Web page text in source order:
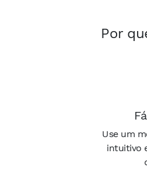
Por
Use um
intuitivo